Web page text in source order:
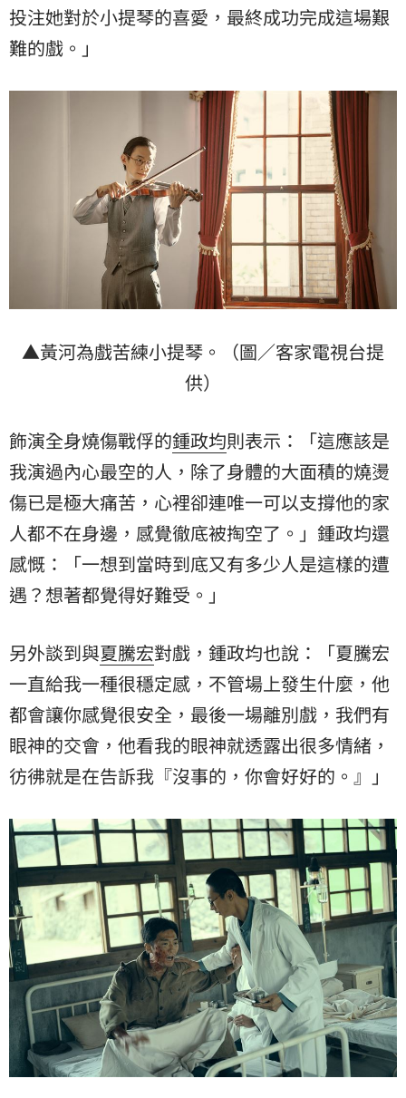
投注她對於小提琴的喜愛，最終成功完成這場艱
難的戲。」
▲黃河為戲苦練小提琴。（圖／客家電視台提
供）
飾演全身燒傷戰俘的鍾政均則表示：「這應該是
我演過內心最空的人，除了身體的大面積的燒燙
傷已是極大痛苦，心裡卻連唯一可以支撐他的家
人都不在身邊，感覺徹底被掏空了。」鍾政均還
感慨：「一想到當時到底又有多少人是這樣的遭
遇？想著都覺得好難受。」
另外談到與夏騰宏對戲，鍾政均也說：「夏騰宏
一直給我一種很穩定感，不管場上發生什麼，他
都會讓你感覺很安全，最後一場離別戲，我們有
眼神的交會，他看我的眼神就透露出很多情緒，
彷彿就是在告訴我『沒事的，你會好好的。』」